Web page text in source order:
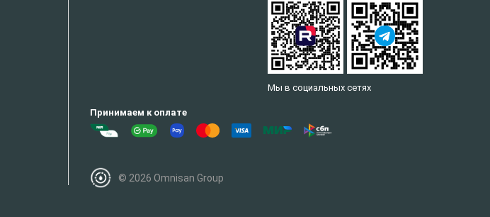
Мы в социальных сетях
Принимаем к оплате
© 2026 Omnisan Group